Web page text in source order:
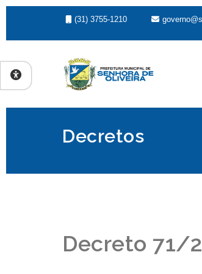
(31) 3755-1210
Decretos
Decreto 71/